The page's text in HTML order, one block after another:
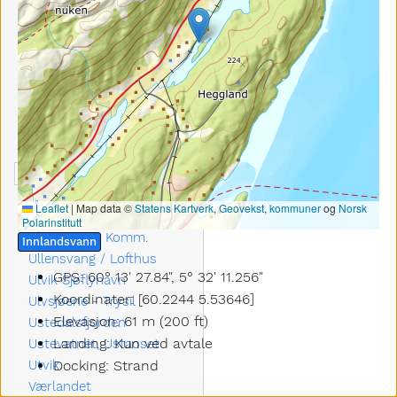
Leaflet | Map data ©Statens Kartverk,Geovekst, kommunerog Norsk
Polarinstitutt
Innlandsvann
GPS: 60° 13' 27.84", 5° 32' 11.256"
Koordinater: [60.2244 5.53646]
Elevasjon: 61 m (200 ft)
Landing: Kun ved avtale
Docking: Strand
Tafjord
Tannstad, Sykkulven
Tingvollfjorden, Ål
Tinnsjå
Tisleifjorden
Tønsberg Sjøflyhavn
Tunhovd fjorden
Tunnsjøen, Nordland
Tveitavatnet, Os
Tyin
Tynset Flyplass, Glåma
Ulen, Lierne Komm.
Ullensvang / Lofthus
Ulvik Sjøflyhavn
Ulvsjøene - Trysil
Ustedalsfjorden
Ustevatnet, Ustaoset
Utvik
Værlandet